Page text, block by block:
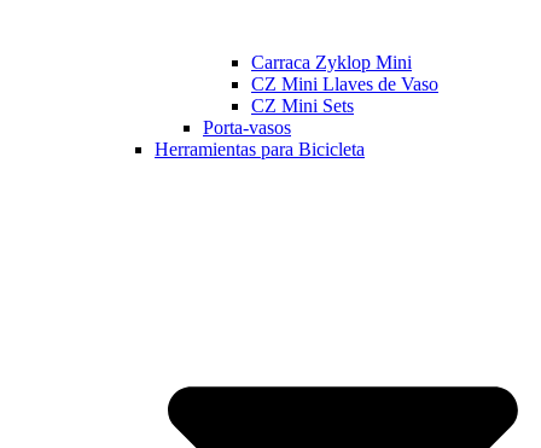
Carraca Zyklop Mini
CZ Mini Llaves de Vaso
CZ Mini Sets
Porta-vasos
Herramientas para Bicicleta